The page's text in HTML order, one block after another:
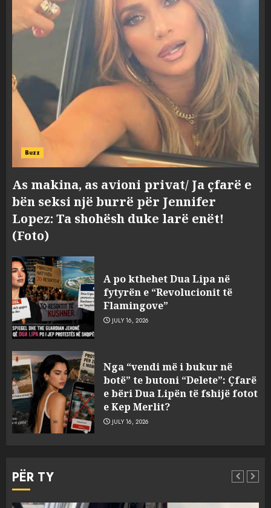
Buzz
As makina, as avioni privat/ Ja çfarë e
bën seksi një burrë për Jennifer
Lopez: Ta shohësh duke larë enët!
(Foto)
A po kthehet Dua Lipa në
fytyrën e “Revolucionit të
Flamingove”
JULY 16, 2026
Nga “vendi më i bukur në
botë” te butoni “Delete”: Çfarë
e bëri Dua Lipën të fshijë fotot
e Kep Merlit?
JULY 16, 2026
PËR TY
3
degjeneron në zjarrvënie në
Vlorë, arrestohet 33-vjeçari
(VIDEO)
AUGUST 7, 2026
narkotike!